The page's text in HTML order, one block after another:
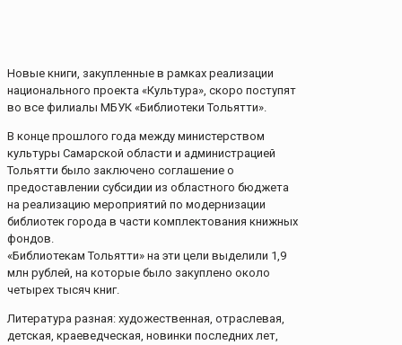
Новые книги, закупленные в рамках реализации
национального проекта «Культура», скоро поступят
во все филиалы МБУК «Библиотеки Тольятти».
В конце прошлого года между министерством
культуры Самарской области и администрацией
Тольятти было заключено соглашение о
предоставлении субсидии из областного бюджета
на реализацию мероприятий по модернизации
библиотек города в части комплектования книжных
фондов.
«Библиотекам Тольятти» на эти цели выделили 1,9
млн рублей, на которые было закуплено около
четырех тысяч книг.
Литература разная: художественная, отраслевая,
детская, краеведческая, новинки последних лет,